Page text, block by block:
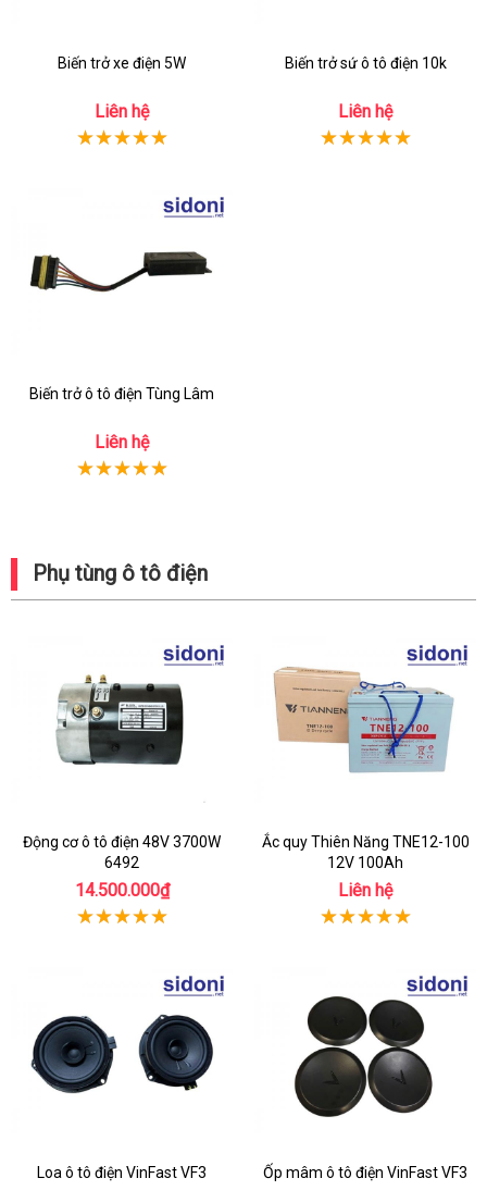
Biến trở xe điện 5W
Liên hệ
Biến trở sứ ô tô điện 10k
Liên hệ
Biến trở ô tô điện Tùng Lâm
Liên hệ
Phụ tùng ô tô điện
Động cơ ô tô điện 48V 3700W
6492
14.500.000₫
Ắc quy Thiên Năng TNE12-100
12V 100Ah
Liên hệ
Loa ô tô điện VinFast VF3 Ốp mâm ô tô điện VinFast VF3